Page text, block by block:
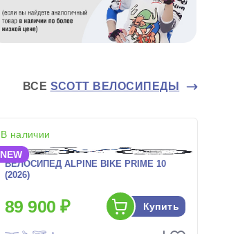
ВСЕ SCOTT ВЕЛОСИПЕДЫ
В наличии
NEW
ВЕЛОСИПЕД ALPINE BIKE PRIME 10
(2026)
89 900 ₽ Купить